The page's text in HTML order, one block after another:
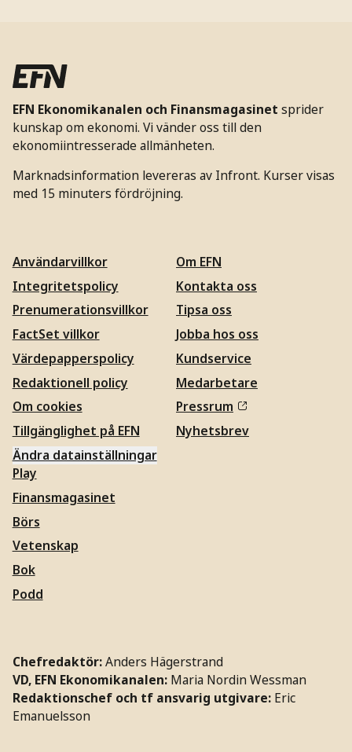
EFN Ekonomikanalen och Finansmagasinet sprider
kunskap om ekonomi. Vi vänder oss till den
ekonomiintresserade allmänheten.
Marknadsinformation levereras av Infront. Kurser visas
med 15 minuters fördröjning.
Användarvillkor
Integritetspolicy
Prenumerationsvillkor
FactSet villkor
Värdepapperspolicy
Redaktionell policy
Om cookies
Tillgänglighet på EFN
Ändra datainställningar
Om EFN
Kontakta oss
Tipsa oss
Jobba hos oss
Kundservice
Medarbetare
Pressrum
Nyhetsbrev
Play
Finansmagasinet
Börs
Vetenskap
Bok
Podd
Chefredaktör:Anders Hägerstrand
VD, EFN Ekonomikanalen: Maria Nordin Wessman
Redaktionschef och tf ansvarig utgivare: Eric
Emanuelsson